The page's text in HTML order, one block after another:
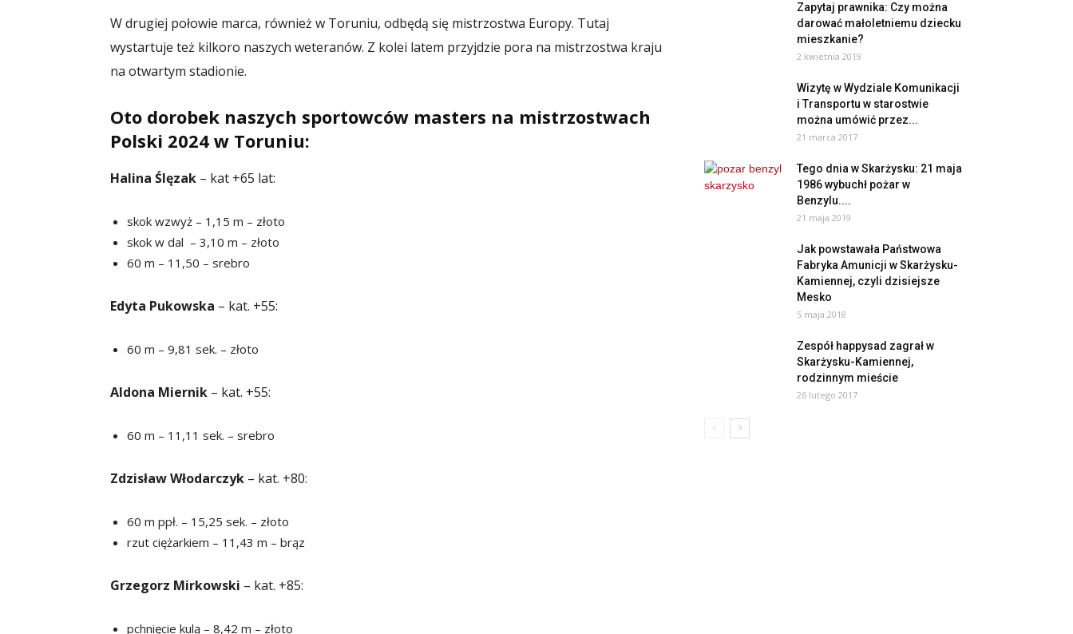
W drugiej połowie marca, również w Toruniu, odbędą się mistrzostwa Europy. Tutaj
wystartuje też kilkoro naszych weteranów. Z kolei latem przyjdzie pora na mistrzostwa kraju
na otwartym stadionie.
Oto dorobek naszych sportowców masters na mistrzostwach
Polski 2024 w Toruniu:
Halina Ślęzak – kat +65 lat:
skok wzwyż – 1,15 m – złoto
skok w dal – 3,10 m – złoto
60 m – 11,50 – srebro
Edyta Pukowska – kat. +55:
60 m – 9,81 sek. – złoto
Aldona Miernik – kat. +55:
60 m – 11,11 sek. – srebro
Zdzisław Włodarczyk – kat. +80:
60 m ppł. – 15,25 sek. – złoto
rzut ciężarkiem – 11,43 m – brąz
Grzegorz Mirkowski – kat. +85:
pchnięcie kulą – 8,42 m – złoto
Zapytaj prawnika: Czy można
darować małoletniemu dziecku
mieszkanie?
2 kwietnia 2019
Wizytę w Wydziale Komunikacji
i Transportu w starostwie
można umówić przez...
21 marca 2017
Tego dnia w Skarżysku: 21 maja
1986 wybuchł pożar w
Benzylu....
21 maja 2019
Jak powstawała Państwowa
Fabryka Amunicji w Skarżysku-
Kamiennej, czyli dzisiejsze
Mesko
5 maja 2018
Zespół happysad zagrał w
Skarżysku-Kamiennej,
rodzinnym mieście
26 lutego 2017